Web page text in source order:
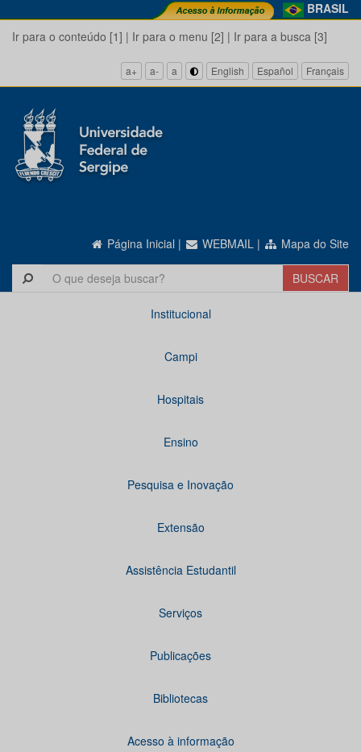
BRASIL
Ir para o conteúdo [1] | Ir para o menu [2] | Ir para a busca [3]
a+ a- a English Español Français
Página Inicial | WEBMAIL | Mapa do Site
Institucional
Campi
Hospitais
Ensino
Pesquisa e Inovação
Extensão
Assistência Estudantil
Serviços
Publicações
Bibliotecas
Acesso à informação